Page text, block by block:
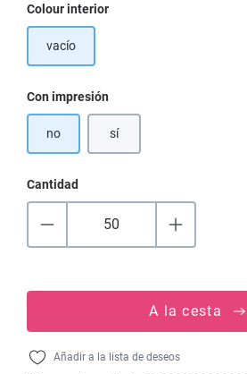
Seleccione
Colour interior
vacío
Seleccione
Con impresión
no sí
Cantidad
A la cesta
Añadir a la lista de deseos